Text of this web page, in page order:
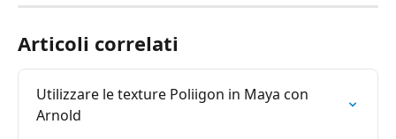
Articoli correlati
Utilizzare le texture Poliigon in Maya con
Arnold